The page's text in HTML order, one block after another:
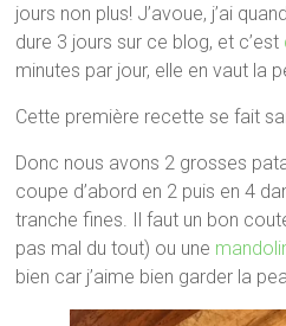
jours non plus! J’avoue, j’ai
dure 3 jours sur ce blog, et c’est
minutes par jour, elle en vaut la
Cette première recette se fait
Donc nous avons 2 grosses
coupe d’abord en 2 puis en 4
tranche fines. Il faut un bon
pas mal du tout) ou une
bien car j’aime bien garder la